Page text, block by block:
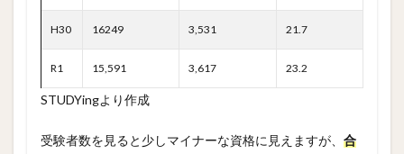
感触
採点
は？
H30 16249 3,531 21.7
R1 15,591 3,617 23.2
STUDYingより作成
受験者数を見ると少しマイナーな資格に見えますが、 合